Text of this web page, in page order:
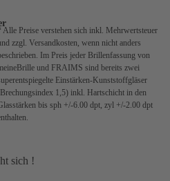
Alle Preise verstehen sich inkl. Mehrwertsteuer
zzgl. Versandkosten, wenn nicht anders
Im Preis jeder Brillenfassung von
und FRAIMS sind bereits zwei
Einstärken-Kunststoffgläser
1,5) inkl. Hartschicht in den
bis sph +/-6.00 dpt, zyl +/-2.00 dpt
sich !